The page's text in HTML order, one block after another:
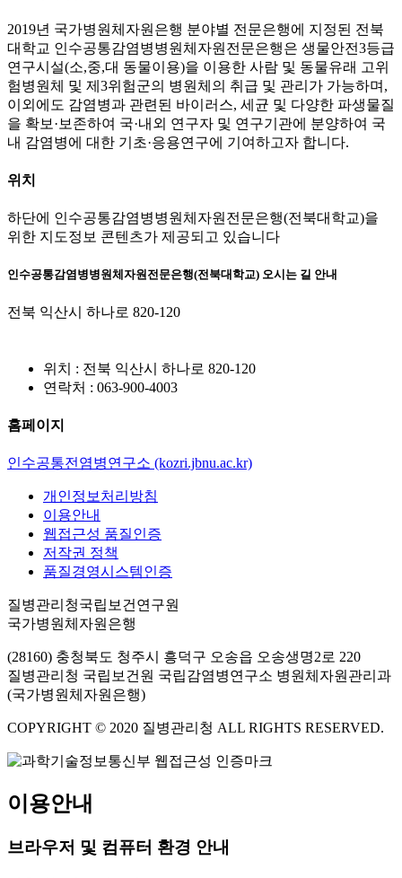
2019년 국가병원체자원은행 분야별 전문은행에 지정된 전북
대학교 인수공통감염병병원체자원전문은행은 생물안전3등급
연구시설(소,중,대 동물이용)을 이용한 사람 및 동물유래 고위
험병원체 및 제3위험군의 병원체의 취급 및 관리가 가능하며,
이외에도 감염병과 관련된 바이러스, 세균 및 다양한 파생물질
을 확보·보존하여 국·내외 연구자 및 연구기관에 분양하여 국
내 감염병에 대한 기초·응용연구에 기여하고자 합니다.
위치
하단에 인수공통감염병병원체자원전문은행(전북대학교)을
위한 지도정보 콘텐츠가 제공되고 있습니다
인수공통감염병병원체자원전문은행(전북대학교) 오시는 길 안내
전북 익산시 하나로 820-120
위치 : 전북 익산시 하나로 820-120
연락처 : 063-900-4003
홈페이지
인수공통전염병연구소 (kozri.jbnu.ac.kr)
개인정보처리방침
이용안내
웹접근성 품질인증
저작권 정책
품질경영시스템인증
질병관리청국립보건연구원
국가병원체자원은행
(28160) 충청북도 청주시 흥덕구 오송읍 오송생명2로 220
질병관리청 국립보건원 국립감염병연구소 병원체자원관리과
(국가병원체자원은행)
COPYRIGHT © 2020 질병관리청 ALL RIGHTS RESERVED.
이용안내
브라우저 및 컴퓨터 환경 안내